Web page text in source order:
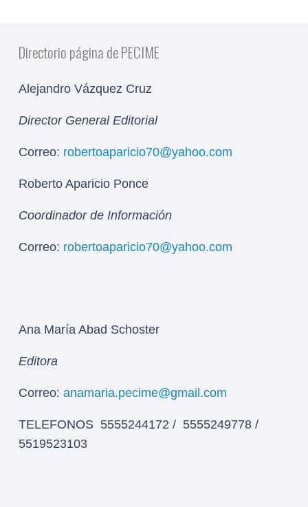
Directorio página de PECIME
Alejandro Vázquez Cruz
Director General Editorial
Correo: robertoaparicio70@yahoo.com
Roberto Aparicio Ponce
Coordinador de Información
Correo: robertoaparicio70@yahoo.com
Ana María Abad Schoster
Editora
Correo: anamaria.pecime@gmail.com
TELEFONOS 5555244172 / 5555249778 /
5519523103